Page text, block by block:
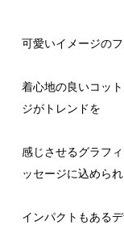
可愛いイメージの
着心地の良いコッ
ジがトレンドを
感じさせるグラフ
ッセージに込められ
インパクトもあるデ